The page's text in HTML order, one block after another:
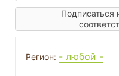
Подписаться
Регион: - любой -